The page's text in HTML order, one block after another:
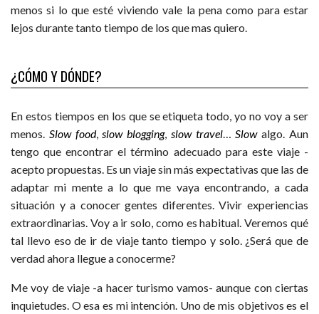
menos si lo que esté viviendo vale la pena como para estar
lejos durante tanto tiempo de los que mas quiero.
¿CÓMO Y DÓNDE?
En estos tiempos en los que se etiqueta todo, yo no voy a ser
menos. Slow food, slow blogging, slow travel… Slowalgo. Aun
tengo que encontrar el término adecuado para este viaje -
acepto propuestas. Es un viaje sin más expectativas que las de
adaptar mi mente a lo que me vaya encontrando, a cada
situación y a conocer gentes diferentes. Vivir experiencias
extraordinarias. Voy a ir solo, como es habitual. Veremos qué
tal llevo eso de ir de viaje tanto tiempo y solo. ¿Será que de
verdad ahora llegue a conocerme?
Me voy de viaje -a hacer turismo vamos- aunque con ciertas
inquietudes. O esa es mi intención. Uno de mis objetivos es el